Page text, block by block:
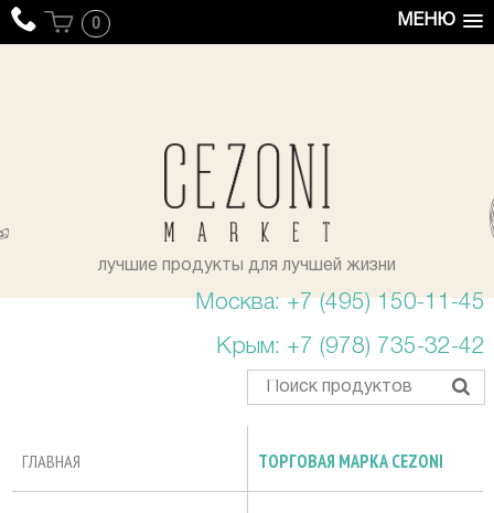
МЕНЮ
0
лучшие продукты для лучшей жизни
Москва: +7 (495) 150-11-45
Крым: +7 (978) 735-32-42
ГЛАВНАЯ ТОРГОВАЯ МАРКА CEZONI